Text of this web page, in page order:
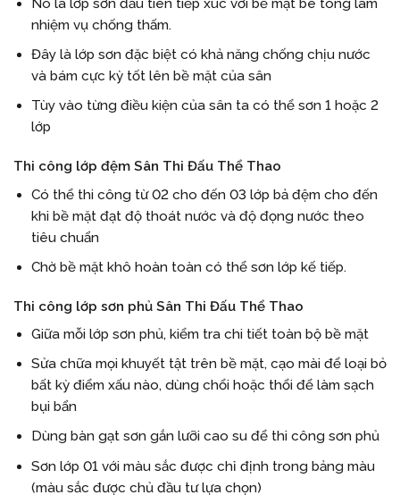
Nó là lớp sơn đầu tiên tiếp xúc với bề mặt bê tông làm
nhiệm vụ chống thấm.
Đây là lớp sơn đặc biệt có khả năng chống chịu nước
và bám cực kỳ tốt lên bề mặt của sân
Tùy vào từng điều kiện của sân ta có thể sơn 1 hoặc 2
lớp
Thi công lớp đệm Sân Thi Đấu Thể Thao
Có thể thi công từ 02 cho đến 03 lớp bả đệm cho đến
khi bề mặt đạt độ thoát nước và độ đọng nước theo
tiêu chuẩn
Chờ bề mặt khô hoàn toàn có thể sơn lớp kế tiếp.
Thi công lớp sơn phủ Sân Thi Đấu Thể Thao
Giữa mỗi lớp sơn phủ, kiểm tra chi tiết toàn bộ bề mặt
Sửa chữa mọi khuyết tật trên bề mặt, cạo mài để loại bỏ
bất kỳ điểm xấu nào, dùng chổi hoặc thổi để làm sạch
bụi bẩn
Dùng bàn gạt sơn gắn lưỡi cao su để thi công sơn phủ
Sơn lớp 01 với màu sắc được chỉ định trong bảng màu
(màu sắc được chủ đầu tư lựa chọn)